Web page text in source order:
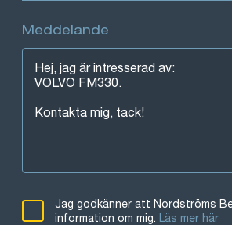
Meddelande
Jag godkänner att Nordströms
information om mig. Läs mer här